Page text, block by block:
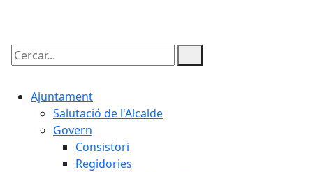
Cercar:
Ajuntament
Salutació de l'Alcalde
Govern
Consistori
Regidories